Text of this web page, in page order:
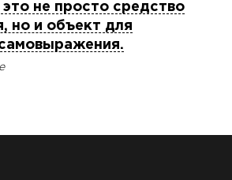
не просто средство
но и объект для